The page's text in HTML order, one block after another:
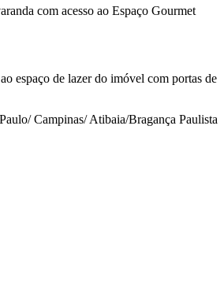
com acesso ao Espaço Gourmet
espaço de lazer do imóvel com portas de
Campinas/ Atibaia/Bragança Paulista